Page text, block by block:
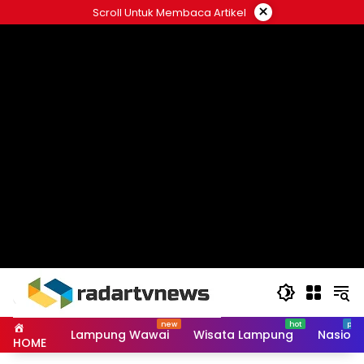
to
Scroll Untuk Membaca Artikel ×
HOME Lampung Wawai Wisata Lampung